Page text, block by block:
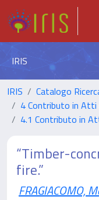
IRIS
IRIS
Catalogo
4 Contributo in Atti
4.1 Contributo in
“Timber-
fire.”
FRAGIACOMO,